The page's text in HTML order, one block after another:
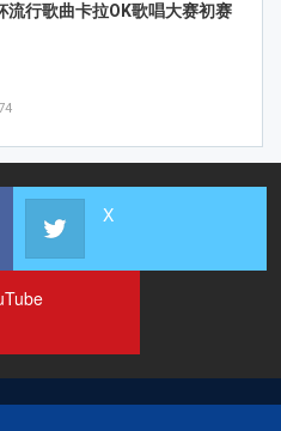
流行歌曲卡拉OK歌唱大赛初赛
X